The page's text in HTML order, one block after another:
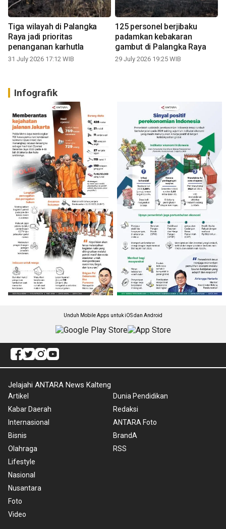
Tiga wilayah di Palangka
Raya jadi prioritas
penanganan karhutla
31 July 2026 17:12 WIB
125 personel berjibaku
padamkan kebakaran
gambut di Palangka Raya
29 July 2026 19:25 WIB
Infografik
Unduh Mobile Apps untuk iOS dan Android
Jelajahi ANTARA News Kalteng
Artikel
Kabar Daerah
Internasional
Bisnis
Olahraga
Lifestyle
Nasional
Nusantara
Foto
Video
Dunia Pendidikan
Redaksi
ANTARA Foto
BrandA
RSS